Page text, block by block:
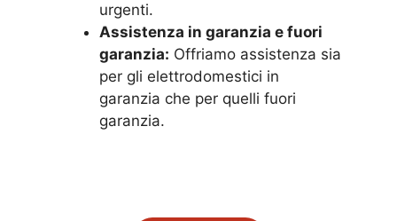
urgenti.
Assistenza in garanzia e fuori
garanzia: Offriamo assistenza sia
per gli elettrodomestici in
garanzia che per quelli fuori
garanzia.